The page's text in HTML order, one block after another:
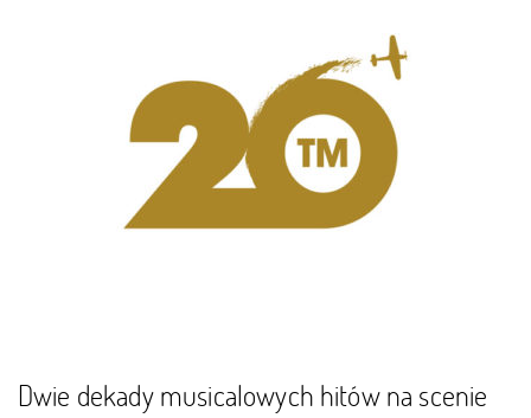
Dwie dekady musicalowych hitów na scenie